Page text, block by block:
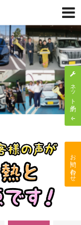
ネット予約
お問い合わせ